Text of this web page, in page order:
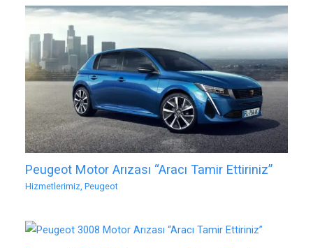
Peugeot Motor Arızası “Aracı Tamir Ettiriniz”
Hizmetlerimiz,Peugeot